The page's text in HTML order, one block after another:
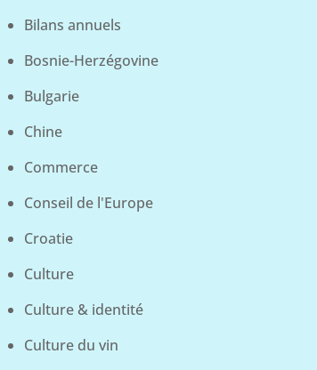
Bilans annuels
Bosnie-Herzégovine
Bulgarie
Chine
Commerce
Conseil de l'Europe
Croatie
Culture
Culture & identité
Culture du vin